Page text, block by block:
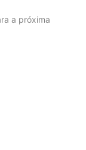
a próxima